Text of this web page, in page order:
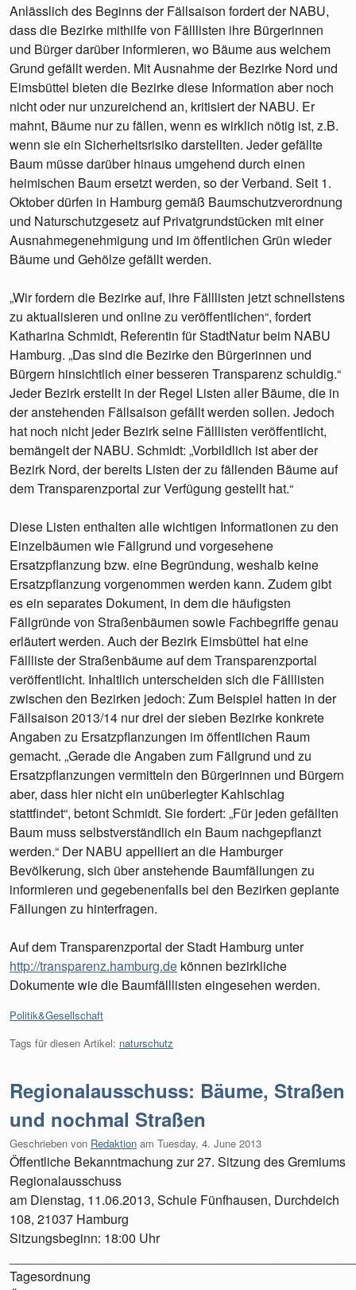
Anlässlich des Beginns der Fällsaison fordert der NABU,
dass die Bezirke mithilfe von Fälllisten ihre Bürgerinnen
und Bürger darüber informieren, wo Bäume aus welchem
Grund gefällt werden. Mit Ausnahme der Bezirke Nord und
Eimsbüttel bieten die Bezirke diese Information aber noch
nicht oder nur unzureichend an, kritisiert der NABU. Er
mahnt, Bäume nur zu fällen, wenn es wirklich nötig ist, z.B.
wenn sie ein Sicherheitsrisiko darstellten. Jeder gefällte
Baum müsse darüber hinaus umgehend durch einen
heimischen Baum ersetzt werden, so der Verband. Seit 1.
Oktober dürfen in Hamburg gemäß Baumschutzverordnung
und Naturschutzgesetz auf Privatgrundstücken mit einer
Ausnahmegenehmigung und im öffentlichen Grün wieder
Bäume und Gehölze gefällt werden.
„Wir fordern die Bezirke auf, ihre Fälllisten jetzt schnellstens
zu aktualisieren und online zu veröffentlichen“, fordert
Katharina Schmidt, Referentin für StadtNatur beim NABU
Hamburg. „Das sind die Bezirke den Bürgerinnen und
Bürgern hinsichtlich einer besseren Transparenz schuldig.“
Jeder Bezirk erstellt in der Regel Listen aller Bäume, die in
der anstehenden Fällsaison gefällt werden sollen. Jedoch
hat noch nicht jeder Bezirk seine Fälllisten veröffentlicht,
bemängelt der NABU. Schmidt: „Vorbildlich ist aber der
Bezirk Nord, der bereits Listen der zu fällenden Bäume auf
dem Transparenzportal zur Verfügung gestellt hat.“
Diese Listen enthalten alle wichtigen Informationen zu den
Einzelbäumen wie Fällgrund und vorgesehene
Ersatzpflanzung bzw. eine Begründung, weshalb keine
Ersatzpflanzung vorgenommen werden kann. Zudem gibt
es ein separates Dokument, in dem die häufigsten
Fällgründe von Straßenbäumen sowie Fachbegriffe genau
erläutert werden. Auch der Bezirk Eimsbüttel hat eine
Fällliste der Straßenbäume auf dem Transparenzportal
veröffentlicht. Inhaltlich unterscheiden sich die Fälllisten
zwischen den Bezirken jedoch: Zum Beispiel hatten in der
Fällsaison 2013/14 nur drei der sieben Bezirke konkrete
Angaben zu Ersatzpflanzungen im öffentlichen Raum
gemacht. „Gerade die Angaben zum Fällgrund und zu
Ersatzpflanzungen vermitteln den Bürgerinnen und Bürgern
aber, dass hier nicht ein unüberlegter Kahlschlag
stattfindet“, betont Schmidt. Sie fordert: „Für jeden gefällten
Baum muss selbstverständlich ein Baum nachgepflanzt
werden.“ Der NABU appelliert an die Hamburger
Bevölkerung, sich über anstehende Baumfällungen zu
informieren und gegebenenfalls bei den Bezirken geplante
Fällungen zu hinterfragen.
Auf dem Transparenzportal der Stadt Hamburg unter
http://transparenz.hamburg.de können bezirkliche
Dokumente wie die Baumfälllisten eingesehen werden.
Kategorien:
Politik&Gesellschaft
Tags für diesen Artikel: naturschutz
Regionalausschuss: Bäume, Straßen
und nochmal Straßen
Geschrieben von Redaktion am Tuesday, 4. June 2013
Öffentliche Bekanntmachung zur 27. Sitzung des Gremiums
Regionalausschuss
am Dienstag, 11.06.2013, Schule Fünfhausen, Durchdeich
108, 21037 Hamburg
Sitzungsbeginn: 18:00 Uhr
Tagesordnung